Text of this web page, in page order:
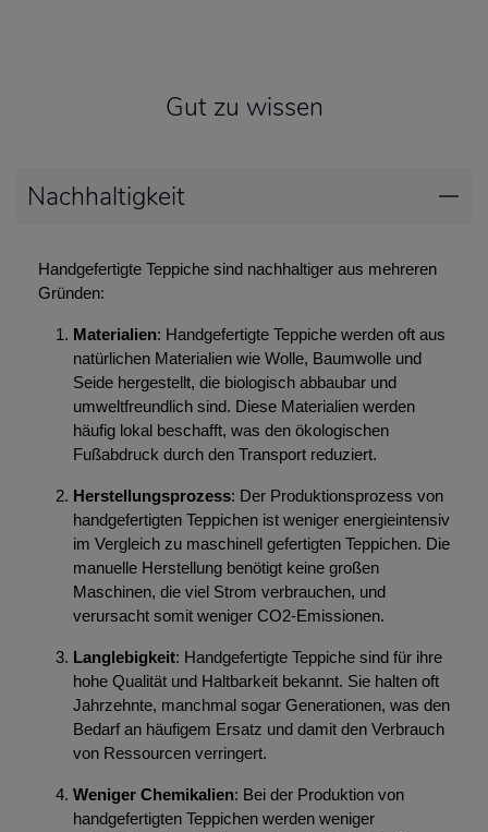
Gut zu wissen
Nachhaltigkeit
Handgefertigte Teppiche sind nachhaltiger aus mehreren
Gründen:
Materialien: Handgefertigte Teppiche werden oft aus
natürlichen Materialien wie Wolle, Baumwolle und
Seide hergestellt, die biologisch abbaubar und
umweltfreundlich sind. Diese Materialien werden
häufig lokal beschafft, was den ökologischen
Fußabdruck durch den Transport reduziert.
Herstellungsprozess: Der Produktionsprozess von
handgefertigten Teppichen ist weniger energieintensiv
im Vergleich zu maschinell gefertigten Teppichen. Die
manuelle Herstellung benötigt keine großen
Maschinen, die viel Strom verbrauchen, und
verursacht somit weniger CO2-Emissionen.
Langlebigkeit: Handgefertigte Teppiche sind für ihre
hohe Qualität und Haltbarkeit bekannt. Sie halten oft
Jahrzehnte, manchmal sogar Generationen, was den
Bedarf an häufigem Ersatz und damit den Verbrauch
von Ressourcen verringert.
Weniger Chemikalien: Bei der Produktion von
handgefertigten Teppichen werden weniger